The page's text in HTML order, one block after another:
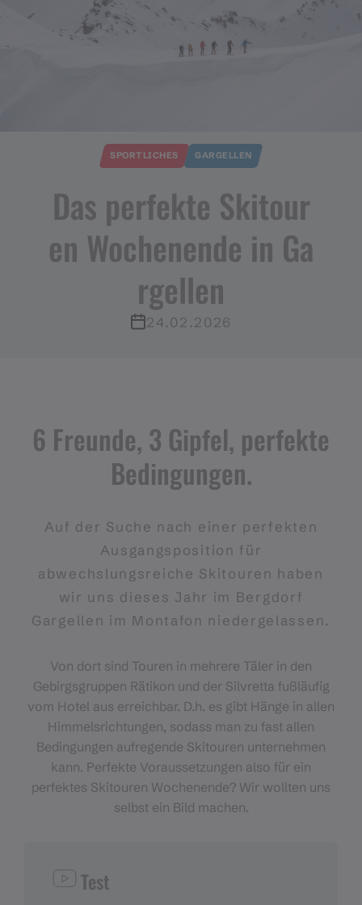
Das perfekte Skitour
en Wochenende in Ga
rgellen
SPORTLICHES GARGELLEN
24.02.2026
6 Freunde, 3 Gipfel, perfekte
Bedingungen.
Auf der Suche nach einer perfekten
Ausgangsposition für
abwechslungsreiche Skitouren haben
wir uns dieses Jahr im Bergdorf
Gargellen im Montafon niedergelassen.
Von dort sind Touren in mehrere Täler in den
Gebirgsgruppen Rätikon und der Silvretta fußläufig
vom Hotel aus erreichbar. D.h. es gibt Hänge in allen
Himmelsrichtungen, sodass man zu fast allen
Bedingungen aufregende Skitouren unternehmen
kann. Perfekte Voraussetzungen also für ein
perfektes Skitouren Wochenende? Wir wollten uns
selbst ein Bild machen.
Test